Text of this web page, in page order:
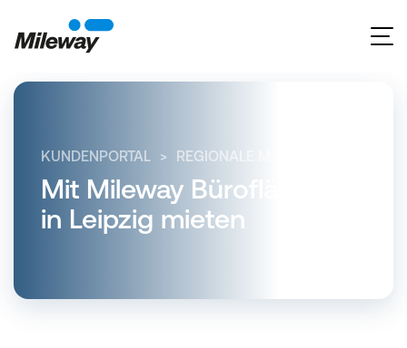
KUNDENPORTAL REGIONALE MÄRKTE
Mit Mileway Büroflächen
in Leipzig mieten